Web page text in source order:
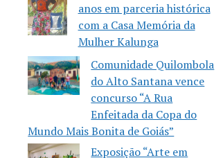
anos em parceria histórica
com a Casa Memória da
Mulher Kalunga
Comunidade Quilombola
do Alto Santana vence
concurso “A Rua
Enfeitada da Copa do
Mundo Mais Bonita de Goiás”
Exposição “Arte em